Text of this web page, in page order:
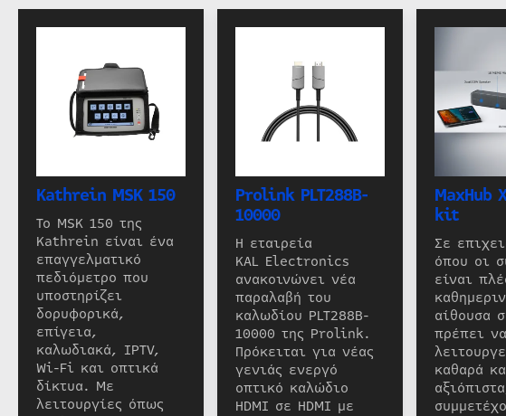
Kathrein MSK 150
Το MSK 150 της
Kathrein είναι ένα
επαγγελματικό
πεδιόμετρο που
υποστηρίζει
δορυφορικά,
επίγεια,
καλωδιακά, IPTV,
Wi-Fi και οπτικά
δίκτυα. Με
λειτουργίες όπως
Prolink PLT288B-
10000
Η εταιρεία
KAL Electronics
ανακοινώνει νέα
παραλαβή του
καλωδίου PLT288B-
10000 της Prolink.
Πρόκειται για νέας
γενιάς ενεργό
οπτικό καλώδιο
HDMI σε HDMI με
MaxHub
kit
Σε
όπου οι
είναι
αίθουσα
πρέπει να
καθαρά